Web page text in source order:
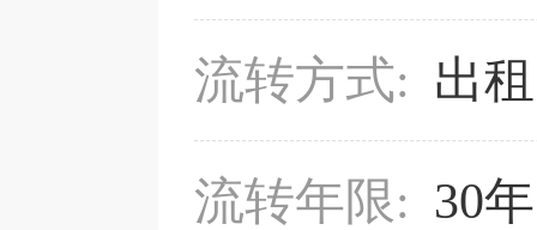
流转方式: 出租
流转年限: 30年